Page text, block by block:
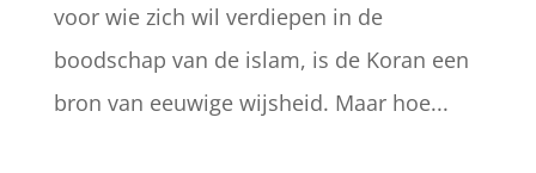
voor wie zich wil verdiepen in de
boodschap van de islam, is de Koran een
bron van eeuwige wijsheid. Maar hoe...